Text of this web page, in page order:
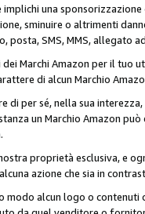
implichi una
sminuire o altrimenti
posta, SMS, MMS,
Marchi Amazon per il tuo
di alcun Marchio
di per sé, nella sua
un Marchio Amazon
proprietà esclusiva, e
azione che sia in
modo alcun logo o